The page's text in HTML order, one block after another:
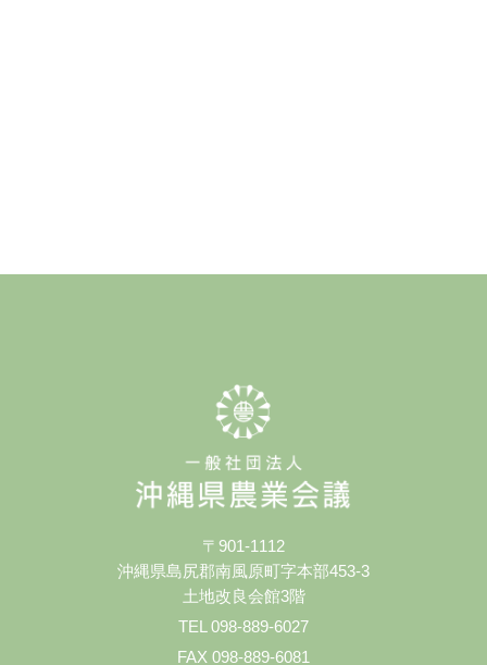
〒901-1112
沖縄県島尻郡南風原町字本部453-3
土地改良会館3階
TEL 098-889-6027
FAX 098-889-6081